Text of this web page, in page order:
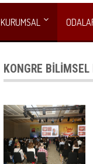
KURUMSAL
KONGRE BİLİMSEL